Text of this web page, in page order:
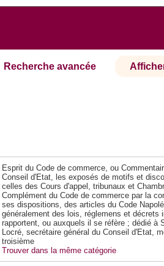
Recherche avancée
Esprit du Code de commerce, ou
Conseil d'Etat, les exposés de motifs et
celles des Cours d'appel, tribunaux et
Complément du Code de commerce par la
ses dispositions, des articles du Code
généralement des lois, réglemens et décrets
rapportent, ou auxquels il se réfère ; dédié à
Locré, secrétaire général du Conseil d'Etat,
troisième
Trouver dans la même catégorie